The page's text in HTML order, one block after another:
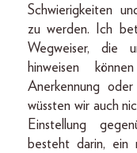
Schwierigkeiten
zu werden. Ich
Wegweiser, die
hinweisen
Anerkennung
wüssten wir auch
Einstellung
besteht darin, ein